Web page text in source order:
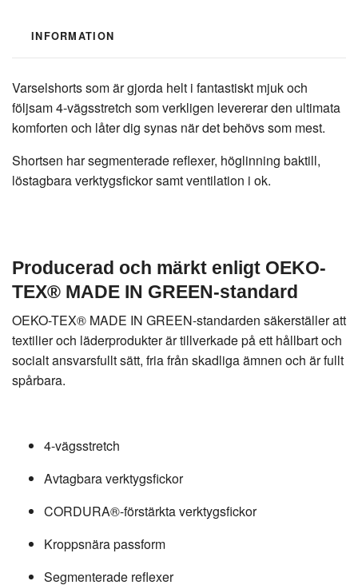
INFORMATION
Varselshorts som är gjorda helt i fantastiskt mjuk och
följsam 4-vägsstretch som verkligen levererar den ultimata
komforten och låter dig synas när det behövs som mest.
Shortsen har segmenterade reflexer, höglinning baktill,
löstagbara verktygsfickor samt ventilation i ok.
Producerad och märkt enligt OEKO-
TEX® MADE IN GREEN-standard
OEKO-TEX® MADE IN GREEN-standarden säkerställer att
textilier och läderprodukter är tillverkade på ett hållbart och
socialt ansvarsfullt sätt, fria från skadliga ämnen och är fullt
spårbara.
4-vägsstretch
Avtagbara verktygsfickor
CORDURA®-förstärkta verktygsfickor
Kroppsnära passform
Segmenterade reflexer